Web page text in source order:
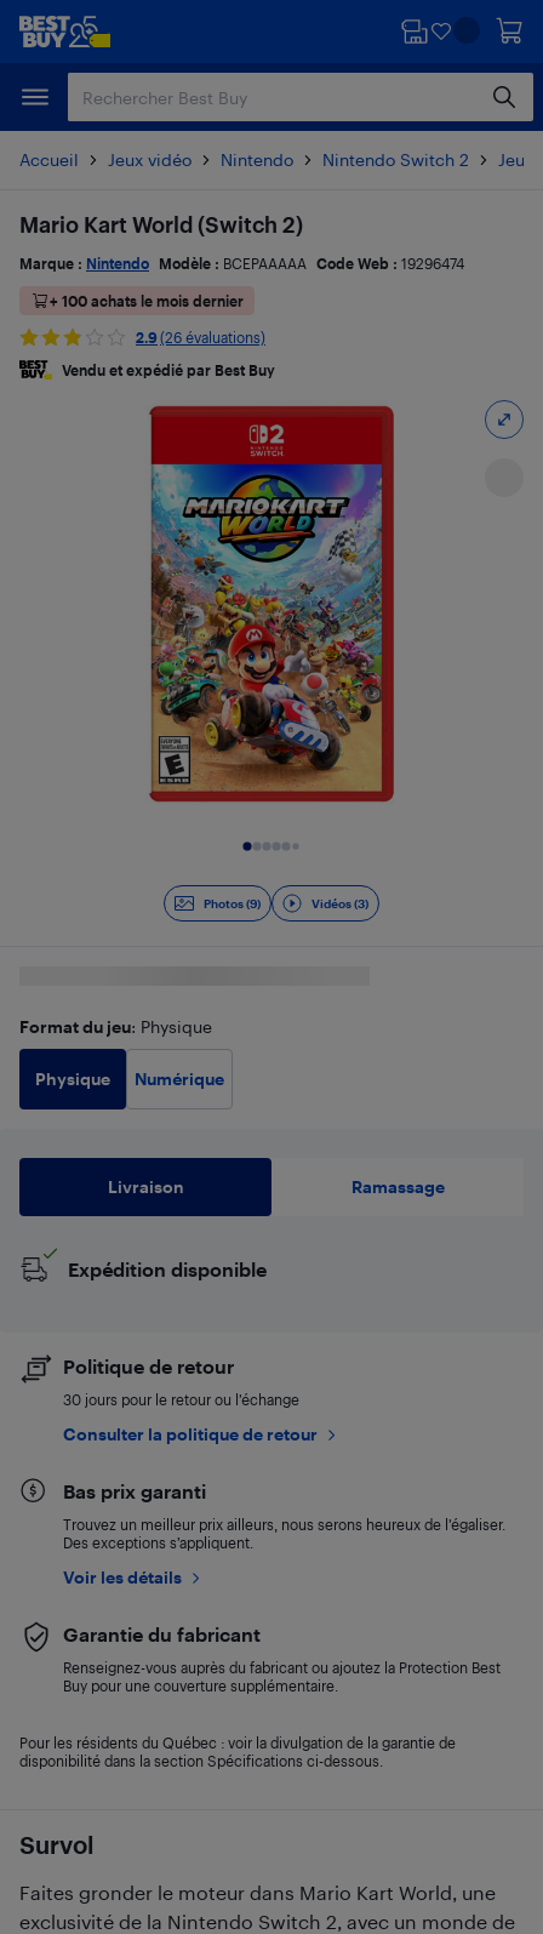
Passer
principal
Passer
Accueil Jeux vidéo Nintendo Nintendo Switch 2 Jeux
Photos (9) Vidéos (3)
Survol
Faites gronder le moteur dans Mario Kart World, une
exclusivité de la Nintendo Switch 2, avec un monde de
Mario Kart World (Switch 2)
Marque : Nintendo Modèle : BCEPAAAAA Code Web : 19296474
+ 100 achats le mois dernier
2.9 (26 évaluations)
Vendu et expédié par Best Buy
Format du jeu: Physique
Physique Numérique
Livraison Ramassage
Expédition disponible
Politique de retour
30 jours pour le retour ou l’échange
Consulter la politique de retour
Bas prix garanti
Trouvez un meilleur prix ailleurs, nous serons heureux de l’égaliser.
Des exceptions s’appliquent.
Voir les détails
Garantie du fabricant
Renseignez-vous auprès du fabricant ou ajoutez la Protection Best
Buy pour une couverture supplémentaire.
Pour les résidents du Québec : voir la divulgation de la garantie de
disponibilité dans la section Spécifications ci-dessous.